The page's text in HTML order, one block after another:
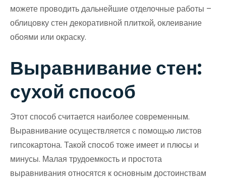
можете проводить дальнейшие отделочные работы –
облицовку стен декоративной плиткой, оклеивание
обоями или окраску.
Выравнивание стен:
сухой способ
Этот способ считается наиболее современным.
Выравнивание осуществляется с помощью листов
гипсокартона. Такой способ тоже имеет и плюсы и
минусы. Малая трудоемкость и простота
выравнивания относятся к основным достоинствам